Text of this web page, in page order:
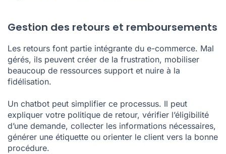
Gestion des retours et remboursements
Les retours font partie intégrante du e-commerce. Mal
gérés, ils peuvent créer de la frustration, mobiliser
beaucoup de ressources support et nuire à la
fidélisation.
Un chatbot peut simplifier ce processus. Il peut
expliquer votre politique de retour, vérifier l’éligibilité
d’une demande, collecter les informations nécessaires,
générer une étiquette ou orienter le client vers la bonne
procédure.